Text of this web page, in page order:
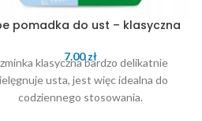
pomadka do ust – klasyczna
7.00zł
klasyczna bardzo delikatnie
usta, jest więc idealna do
codziennego stosowania.